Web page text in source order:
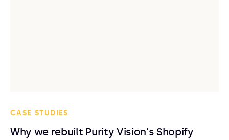
CASE STUDIES
Why we rebuilt Purity Vision's Shopify